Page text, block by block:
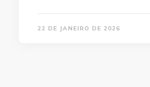
22 DE JANEIRO DE 2026